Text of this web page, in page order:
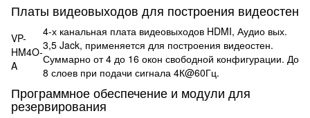
Платы видеовыходов для построения видеостен
VP-
HM4O-
A
4-х канальная плата видеовыходов HDMI, Аудио вых.
3,5 Jack, применяется для построения видеостен.
Суммарно от 4 до 16 окон свободной конфигурации. До
8 слоев при подачи сигнала 4К@60Гц.
Программное обеспечение и модули для
резервирования